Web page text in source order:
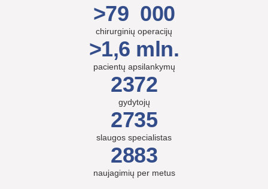
>79 000
chirurginių operacijų
>1,6 mln.
pacientų apsilankymų
2372
gydytojų
2735
slaugos specialistas
2883
naujagimių per metus